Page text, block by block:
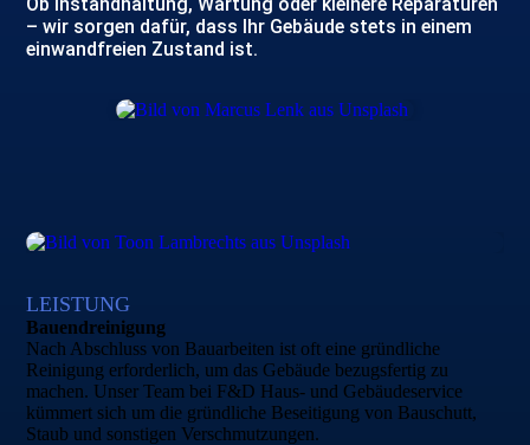
– wir sorgen dafür, dass Ihr Gebäude stets in einem
einwandfreien Zustand ist.
LEISTUNG
Bau­end­reinigung
Nach Abschluss von Bauarbeiten ist oft eine gründliche
Reinigung erforderlich, um das Gebäude bezugsfertig zu
machen. Unser Team bei F&D Haus- und Gebäudeservice
kümmert sich um die gründliche Beseitigung von Bauschutt,
Staub und sonstigen Verschmutzungen.